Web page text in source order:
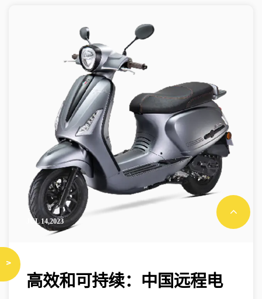
JUL 14,2023
高效和可持续：中国远程电
>